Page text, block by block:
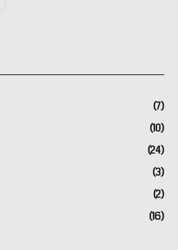
(7)
(10)
(24)
(3)
(2)
(16)